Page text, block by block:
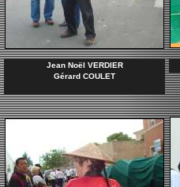
Jean Noël VERDIER
Gérard COULET